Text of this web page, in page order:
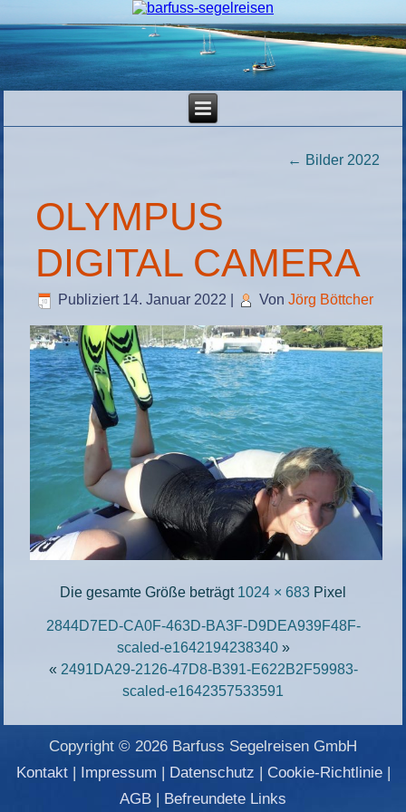
← Bilder 2022
OLYMPUS
DIGITAL CAMERA
Publiziert 14. Januar 2022 Von Jörg Böttcher
Die gesamte Größe beträgt 1024 × 683 Pixel
2844D7ED-CA0F-463D-BA3F-D9DEA939F48F-
scaled-e1642194238340»
« 2491DA29-2126-47D8-B391-E622B2F59983-
scaled-e1642357533591
Copyright © 2026 Barfuss Segelreisen GmbH
Kontakt| Impressum | Datenschutz | Cookie-Richtlinie|
AGB | Befreundete Links